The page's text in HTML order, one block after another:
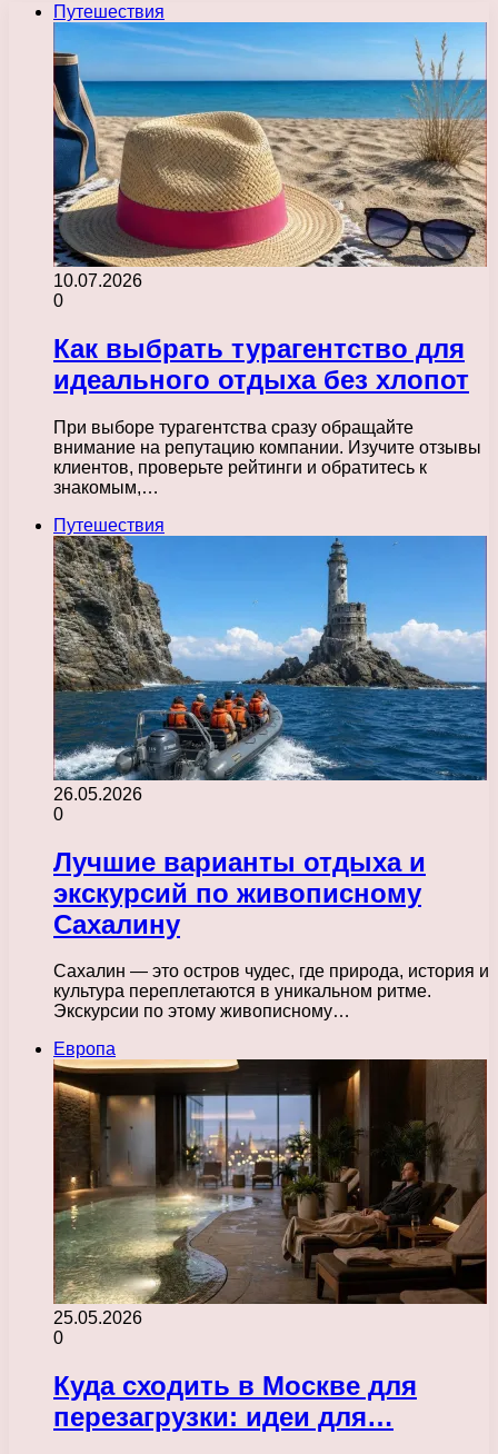
Путешествия
10.07.2026
0
Как выбрать турагентство для
идеального отдыха без хлопот
При выборе турагентства сразу обращайте
внимание на репутацию компании. Изучите отзывы
клиентов, проверьте рейтинги и обратитесь к
знакомым,…
Путешествия
26.05.2026
0
Лучшие варианты отдыха и
экскурсий по живописному
Сахалину
Сахалин — это остров чудес, где природа, история и
культура переплетаются в уникальном ритме.
Экскурсии по этому живописному…
Европа
25.05.2026
0
Куда сходить в Москве для
перезагрузки: идеи для…